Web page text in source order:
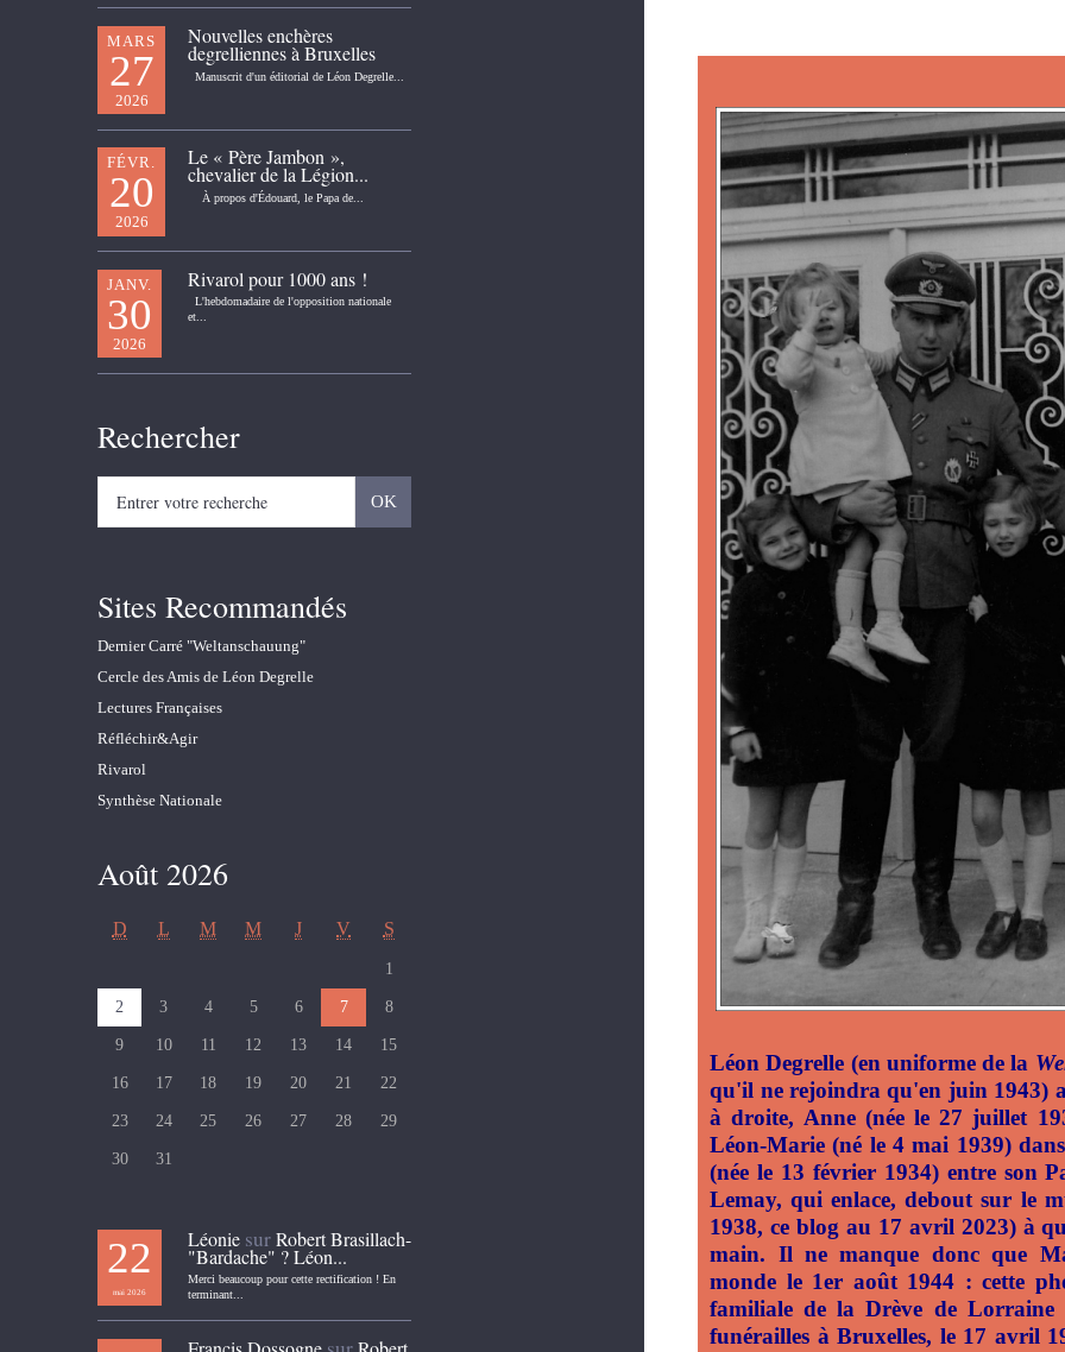
MARS
27
2026
Nouvelles enchères
degrelliennes à Bruxelles
Manuscrit d'un éditorial de Léon Degrelle...
FÉVR.
20
2026
Le « Père Jambon »,
chevalier de la Légion...
À propos d'Édouard, le Papa de...
JANV.
30
2026
Rivarol pour 1000 ans !
L'hebdomadaire de l'opposition nationale
et...
Rechercher
Sites Recommandés
Dernier Carré "Weltanschauung"
Cercle des Amis de Léon Degrelle
Lectures Françaises
Réfléchir&Agir
Rivarol
Synthèse Nationale
Août 2026
D L M M J V S
1
2 3 4 5 6 7 8
9 10 11 12 13 14 15
16 17 18 19 20 21 22
23 24 25 26 27 28 29
30 31
22
mai 2026
LéoniesurRobert Brasillach-
"Bardache" ? Léon...
Merci beaucoup pour cette rectification ! En
terminant...
Léon Degrelle (en uniforme de la
qu'il ne rejoindra qu'en juin 1943)
à droite, Anne (née le 27 juillet
Léon-Marie (né le 4 mai 1939)
(née le 13 février 1934) entre son
Lemay, qui enlace, debout sur le
1938, ce blog au 17 avril 2023) à
main. Il ne manque donc que
monde le 1er août 1944 : cette
familiale de la Drève de Lorraine
funérailles à Bruxelles, le 17 avril